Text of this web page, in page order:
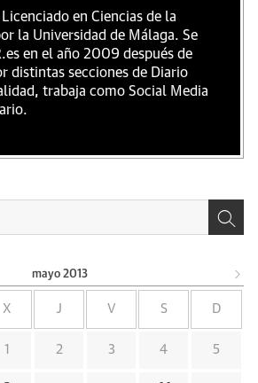
en Ciencias de la
la Universidad de Málaga. Se
en el año 2009 después de
distintas secciones de Diario
trabaja como Social Media
mayo 2013
X J V S D
1 2 3 4 5